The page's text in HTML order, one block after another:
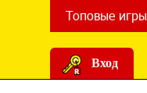
Топовые игры
Вход